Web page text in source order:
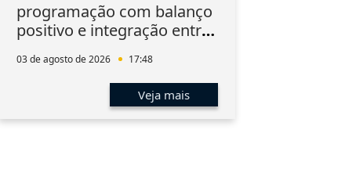
programação com balanço
positivo e integração entre
03 de agosto de 2026 17:48
Veja mais